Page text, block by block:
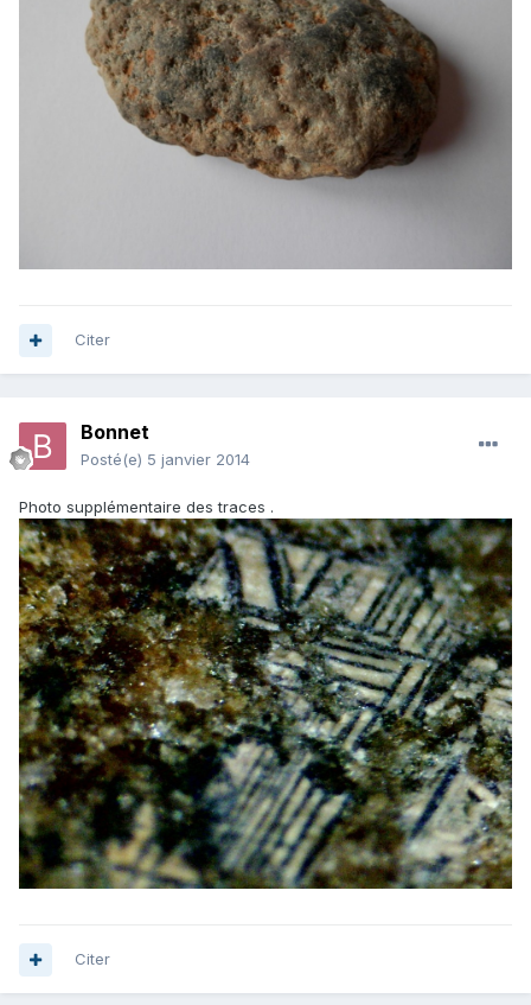
Citer
Bonnet
Posté(e) 5 janvier 2014
Photo supplémentaire des traces .
Citer